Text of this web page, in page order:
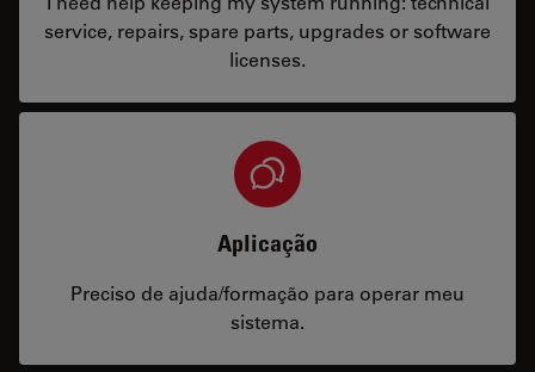
service, repairs, spare parts, upgrades or software
licenses.
Aplicação
Preciso de ajuda/formação para operar meu
sistema.